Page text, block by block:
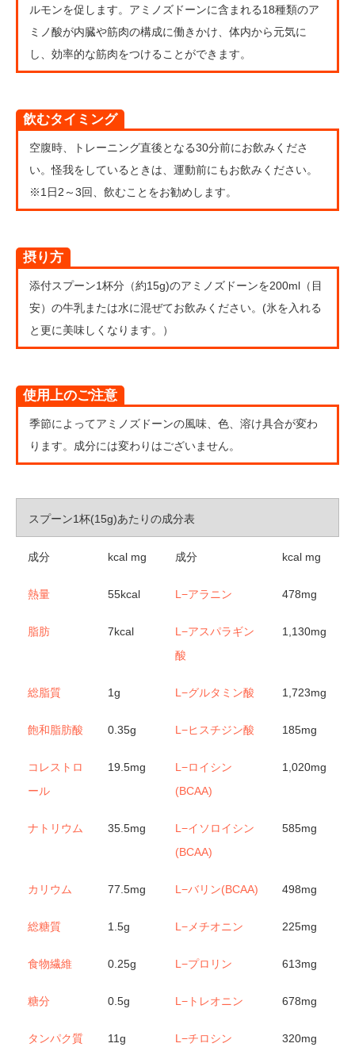
ルモンを促します。アミノズドーンに含まれる18種類のア
ミノ酸が内臓や筋肉の構成に働きかけ、体内から元気に
し、効率的な筋肉をつけることができます。
飲むタイミング
空腹時、トレーニング直後となる30分前にお飲みくださ
い。怪我をしているときは、運動前にもお飲みください。
※1日2～3回、飲むことをお勧めします。
摂り方
添付スプーン1杯分（約15g)のアミノズドーンを200ml（目
安）の牛乳または水に混ぜてお飲みください。(氷を入れる
と更に美味しくなります。）
使用上のご注意
季節によってアミノズドーンの風味、色、溶け具合が変わ
ります。成分には変わりはございません。
スプーン1杯(15g)あたりの成分表
成分 kcal mg 成分 kcal mg
熱量 55kcal L−アラニン 478mg
脂肪 7kcal
L−アスパラギン
酸
1,130mg
総脂質 1g L−グルタミン酸 1,723mg
飽和脂肪酸 0.35g L−ヒスチジン酸 185mg
コレストロ
ール
19.5mg
L−ロイシン
(BCAA)
1,020mg
ナトリウム 35.5mg
L−イソロイシン
(BCAA)
585mg
カリウム 77.5mg L−バリン(BCAA) 498mg
総糖質 1.5g L−メチオニン 225mg
食物繊維 0.25g L−プロリン 613mg
糖分 0.5g L−トレオニン 678mg
タンパク質 11g L−チロシン 320mg